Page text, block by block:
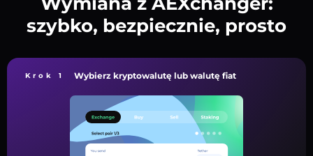
szybko, bezpiecznie, prosto
Krok 1 Wybierz kryptowalutę lub walutę fiat